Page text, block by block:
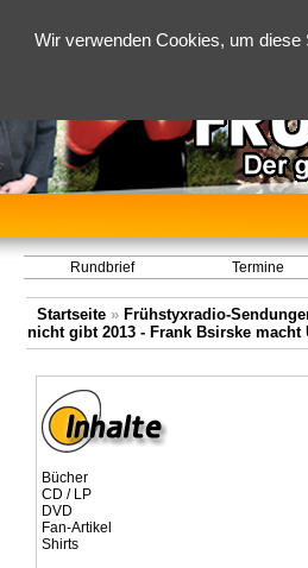
Wir verwenden Cookies, um
Rundbrief Termine
Startseite » Frühstyxradio-
nicht gibt 2013 - Frank Bsirske macht
Bücher
CD / LP
DVD
Fan-Artikel
Shirts